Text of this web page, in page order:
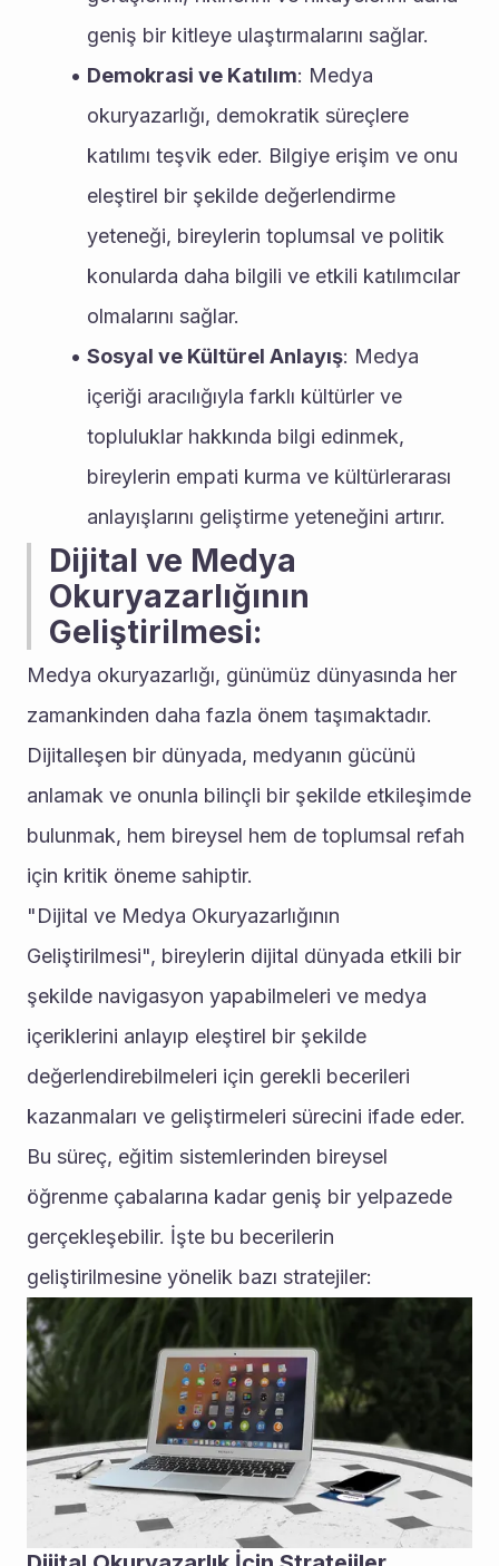
geniş bir kitleye ulaştırmalarını sağlar.
Demokrasi ve Katılım: Medya
okuryazarlığı, demokratik süreçlere
katılımı teşvik eder. Bilgiye erişim ve onu
eleştirel bir şekilde değerlendirme
yeteneği, bireylerin toplumsal ve politik
konularda daha bilgili ve etkili katılımcılar
olmalarını sağlar.
Sosyal ve Kültürel Anlayış: Medya
içeriği aracılığıyla farklı kültürler ve
topluluklar hakkında bilgi edinmek,
bireylerin empati kurma ve kültürlerarası
anlayışlarını geliştirme yeteneğini artırır.
Dijital ve Medya
Okuryazarlığının
Geliştirilmesi:
Medya okuryazarlığı, günümüz dünyasında her
zamankinden daha fazla önem taşımaktadır.
Dijitalleşen bir dünyada, medyanın gücünü
anlamak ve onunla bilinçli bir şekilde etkileşimde
bulunmak, hem bireysel hem de toplumsal refah
için kritik öneme sahiptir.
"Dijital ve Medya Okuryazarlığının
Geliştirilmesi", bireylerin dijital dünyada etkili bir
şekilde navigasyon yapabilmeleri ve medya
içeriklerini anlayıp eleştirel bir şekilde
değerlendirebilmeleri için gerekli becerileri
kazanmaları ve geliştirmeleri sürecini ifade eder.
Bu süreç, eğitim sistemlerinden bireysel
öğrenme çabalarına kadar geniş bir yelpazede
gerçekleşebilir. İşte bu becerilerin
geliştirilmesine yönelik bazı stratejiler: